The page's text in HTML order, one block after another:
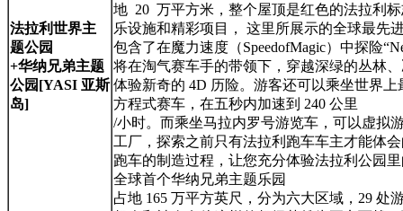
法拉利世界主
题公园
+华纳兄弟主题
公园[YASI 亚斯
岛]
地 20 万平方米，整个屋顶是红色的法拉利
乐设施和精彩项目， 这里所展示的全球最先
包含了在魔力速度（SpeedofMagic）中探险
将在淘气赛车手的带领下，穿越深绿的丛林
体验新奇的 4D 历险。游客还可以乘坐世界上
方程式赛车，在五秒内加速到 240 公里
/小时。而乘坐马拉内罗号游览车，可以虚拟
工厂，探索之前只有法拉利跑车车主才能体
跑车的制造过程，让您充分体验法拉利公园
全球首个华纳兄弟主题乐园
占地 165 万平方英尺，分为六大区域，29 处